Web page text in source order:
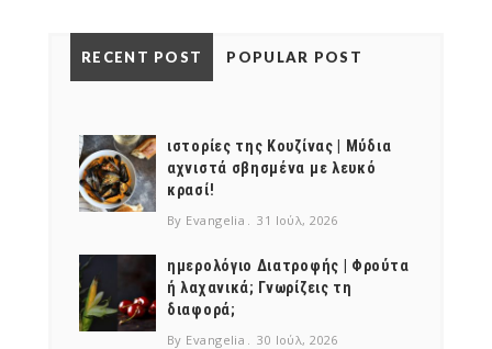
RECENT POST POPULAR POST
ιστορίες της Κουζίνας | Μύδια
αχνιστά σβησμένα με λευκό
κρασί!
By Evangelia 31 Ιούλ, 2026
ημερολόγιο Διατροφής | Φρούτα
ή λαχανικά; Γνωρίζεις τη
διαφορά;
By Evangelia 30 Ιούλ, 2026